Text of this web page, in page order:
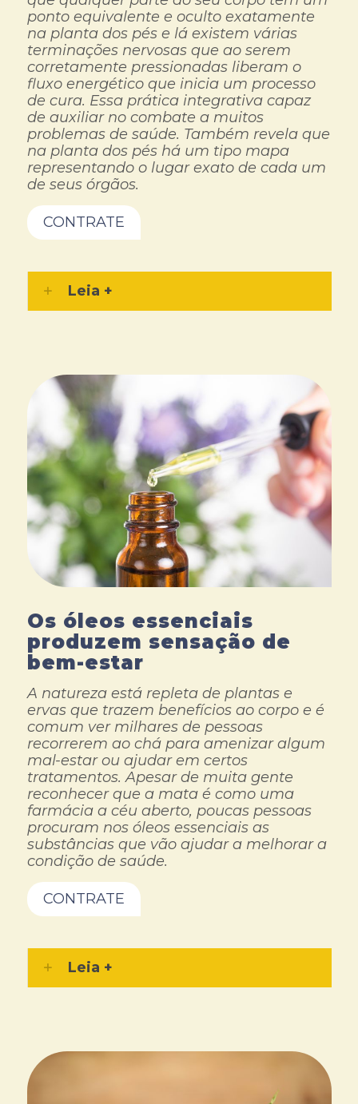
ponto equivalente e oculto exatamente
na planta dos pés e lá existem várias
terminações nervosas que ao serem
corretamente pressionadas liberam o
fluxo energético que inicia um processo
de cura. Essa prática integrativa capaz
de auxiliar no combate a muitos
problemas de saúde. Também revela que
na planta dos pés há um tipo mapa
representando o lugar exato de cada um
de seus órgãos.
CONTRATE
Leia +
Os óleos essenciais
produzem sensação de
bem-estar
A natureza está repleta de plantas e
ervas que trazem benefícios ao corpo e é
comum ver milhares de pessoas
recorrerem ao chá para amenizar algum
mal-estar ou ajudar em certos
tratamentos. Apesar de muita gente
reconhecer que a mata é como uma
farmácia a céu aberto, poucas pessoas
procuram nos óleos essenciais as
substâncias que vão ajudar a melhorar a
condição de saúde.
CONTRATE
Leia +